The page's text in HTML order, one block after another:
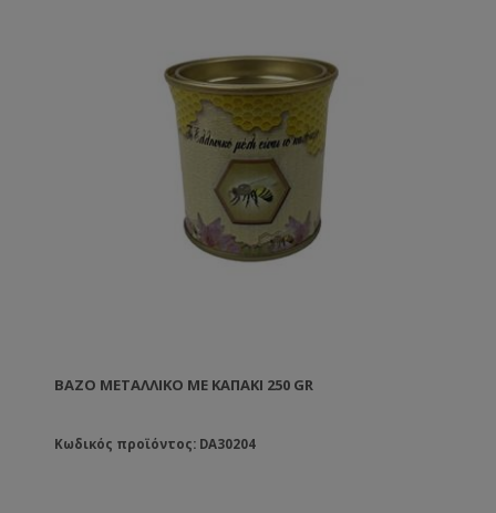
ΒΆΖΟ ΜΕΤΑΛΛΙΚΌ ΜΕ ΚΑΠΆΚΙ 250 GR
Κωδικός προϊόντος: DA30204